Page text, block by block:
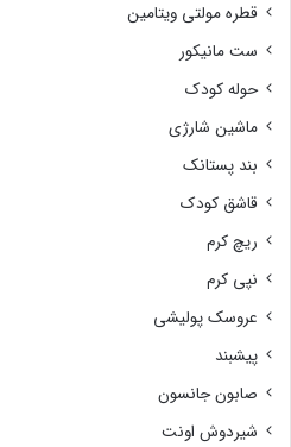
قطره مولتی ویتامین
ست مانیکور
حوله کودک
ماشین شارژی
بند پستانک
قاشق کودک
ریچ کرم
نپی کرم
عروسک پولیشی
پیشبند
صابون جانسون
شیردوش اونت